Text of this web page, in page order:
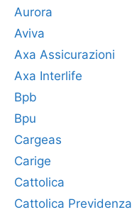
Aurora
Aviva
Axa Assicurazioni
Axa Interlife
Bpb
Bpu
Cargeas
Carige
Cattolica
Cattolica Previdenza